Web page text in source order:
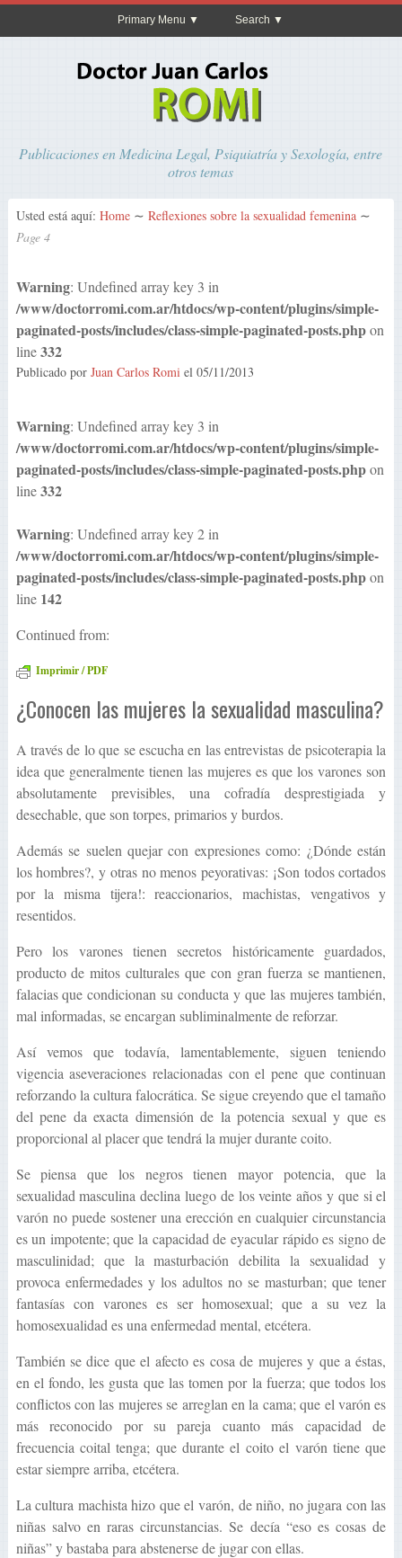
Primary Menu Search
Publicaciones en Medicina Legal, Psiquiatría y Sexología, entre
otros temas
Usted está aquí: Home ∼ Reflexiones sobre la sexualidad femenina ∼
Page 4
Warning: Undefined array key 3 in
/www/doctorromi.com.ar/htdocs/wp-content/plugins/simple-
paginated-posts/includes/class-simple-paginated-posts.phpon
line332
Publicado por Juan Carlos Romiel 05/11/2013
Warning: Undefined array key 3 in
/www/doctorromi.com.ar/htdocs/wp-content/plugins/simple-
paginated-posts/includes/class-simple-paginated-posts.phpon
line332
Warning: Undefined array key 2 in
/www/doctorromi.com.ar/htdocs/wp-content/plugins/simple-
paginated-posts/includes/class-simple-paginated-posts.phpon
line 142
Continued from:
Imprimir / PDF
¿Conocen las mujeres la sexualidad masculina?
A través de lo que se escucha en las entrevistas de psicoterapia la
idea que generalmente tienen las mujeres es que los varones son
absolutamente previsibles, una cofradía desprestigiada y
desechable, que son torpes, primarios y burdos.
Además se suelen quejar con expresiones como: ¿Dónde están
los hombres?, y otras no menos peyorativas: ¡Son todos cortados
por la misma tijera!: reaccionarios, machistas, vengativos y
resentidos.
Pero los varones tienen secretos históricamente guardados,
producto de mitos culturales que con gran fuerza se mantienen,
falacias que condicionan su conducta y que las mujeres también,
mal informadas, se encargan subliminalmente de reforzar.
Así vemos que todavía, lamentablemente, siguen teniendo
vigencia aseveraciones relacionadas con el pene que continuan
reforzando la cultura falocrática. Se sigue creyendo que el tamaño
del pene da exacta dimensión de la potencia sexual y que es
proporcional al placer que tendrá la mujer durante coito.
Se piensa que los negros tienen mayor potencia, que la
sexualidad masculina declina luego de los veinte años y que si el
varón no puede sostener una erección en cualquier circunstancia
es un impotente; que la capacidad de eyacular rápido es signo de
masculinidad; que la masturbación debilita la sexualidad y
provoca enfermedades y los adultos no se masturban; que tener
fantasías con varones es ser homosexual; que a su vez la
homosexualidad es una enfermedad mental, etcétera.
También se dice que el afecto es cosa de mujeres y que a éstas,
en el fondo, les gusta que las tomen por la fuerza; que todos los
conflictos con las mujeres se arreglan en la cama; que el varón es
más reconocido por su pareja cuanto más capacidad de
frecuencia coital tenga; que durante el coito el varón tiene que
estar siempre arriba, etcétera.
La cultura machista hizo que el varón, de niño, no jugara con las
niñas salvo en raras circunstancias. Se decía “eso es cosas de
niñas” y bastaba para abstenerse de jugar con ellas.